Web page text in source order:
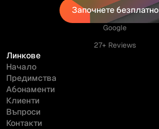
Започнете безплатно
Започнете безплатно
Google
27+ Reviews
Линкове
Начало
Предимства
Абонаменти
Клиенти
Въпроси
Контакти